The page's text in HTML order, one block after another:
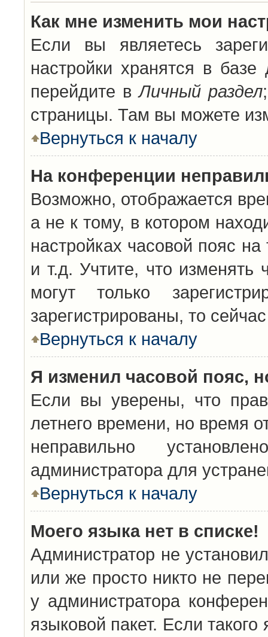
Как мне изменить мои
Если вы являетесь
настройки хранятся в
перейдите вЛичный раздел
страницы. Там вы можете
Вернуться к началу
На конференции
Возможно, отображается
а не к тому, в котором
настройках часовой пояс
и т.д. Учтите, что изменять
могут только
зарегистрированы, то
Вернуться к началу
Я изменил часовой пояс,
Если вы уверены, что
летнего времени, но время
неправильно
администратора для
Вернуться к началу
Моего языка нет в списке!
Администратор не
или же просто никто не
у администратора
языковой пакет. Если